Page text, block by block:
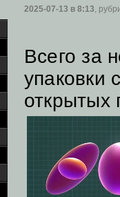
2025-07-13 в 8:13,
Всего за
упаковки
открытых